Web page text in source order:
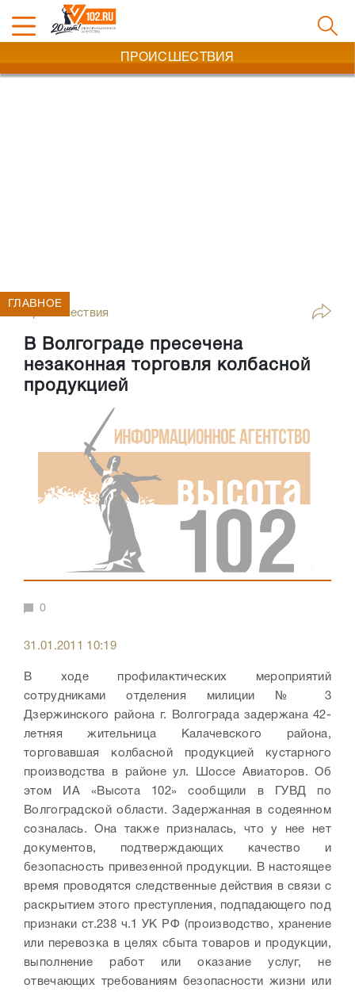
ПРОИСШЕСТВИЯ
Происшествия
В Волгограде пресечена
незаконная торговля колбасной
продукцией
ГЛАВНОЕ
0
31.01.2011 10:19
В ходе профилактических мероприятий
сотрудниками отделения милиции № 3
Дзержинского района г. Волгограда задержана 42-
летняя жительница Калачевского района,
торговавшая колбасной продукцией кустарного
производства в районе ул. Шоссе Авиаторов. Об
этом ИА «Высота 102» сообщили в ГУВД по
Волгоградской области. Задержанная в содеянном
созналась. Она также призналась, что у нее нет
документов, подтверждающих качество и
безопасность привезенной продукции. В настоящее
время проводятся следственные действия в связи с
раскрытием этого преступления, подпадающего под
признаки ст.238 ч.1 УК РФ (производство, хранение
или перевозка в целях сбыта товаров и продукции,
выполнение работ или оказание услуг, не
отвечающих требованиям безопасности жизни или